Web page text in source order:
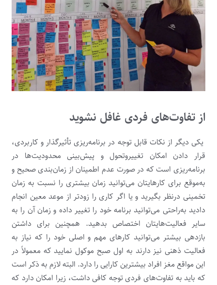
از تفاوت‌های فردی غافل نشوید
یکی دیگر از نکات قابل توجه در برنامه‌ریزی تأثیرگذار و کاربردی،
قرار دادن امکان تغییروتحول و پیش‌بینی محدودیت‌ها در
برنامه‌ریزی است که در صورت عدم اطمینان از زمان‌بندی صحیح و
به‌موقع برای کارهایتان می‌توانید زمان بیشتری را نسبت به زمان
تخمینی درنظر بگیرید و یا اگر کاری را زودتر از موعد معین انجام
دادید به‌راحتی می‌توانید برنامه خود را تغییر داده و زمان آن را به
سایر فعالیت‌هایتان اختصاص بدهید. همچنین برای داشتن
بازدهی بیشتر می‌توانید کارهای مهم و اصلی خود را که نیاز به
فعالیت ذهنی نیز دارند به اول صبح موکول نمایید که معمولاً در
این مواقع مغز افراد بیشترین کارایی را دارد. البته لازم به ذکر است
که باید به تفاوت‌های فردی توجه کافی داشت، زیرا امکان دارد که